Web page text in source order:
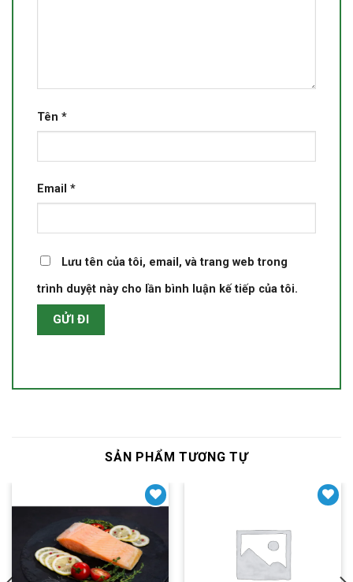
Tên *
Email *
Lưu tên của tôi, email, và trang web trong
trình duyệt này cho lần bình luận kế tiếp của tôi.
SẢN PHẨM TƯƠNG TỰ